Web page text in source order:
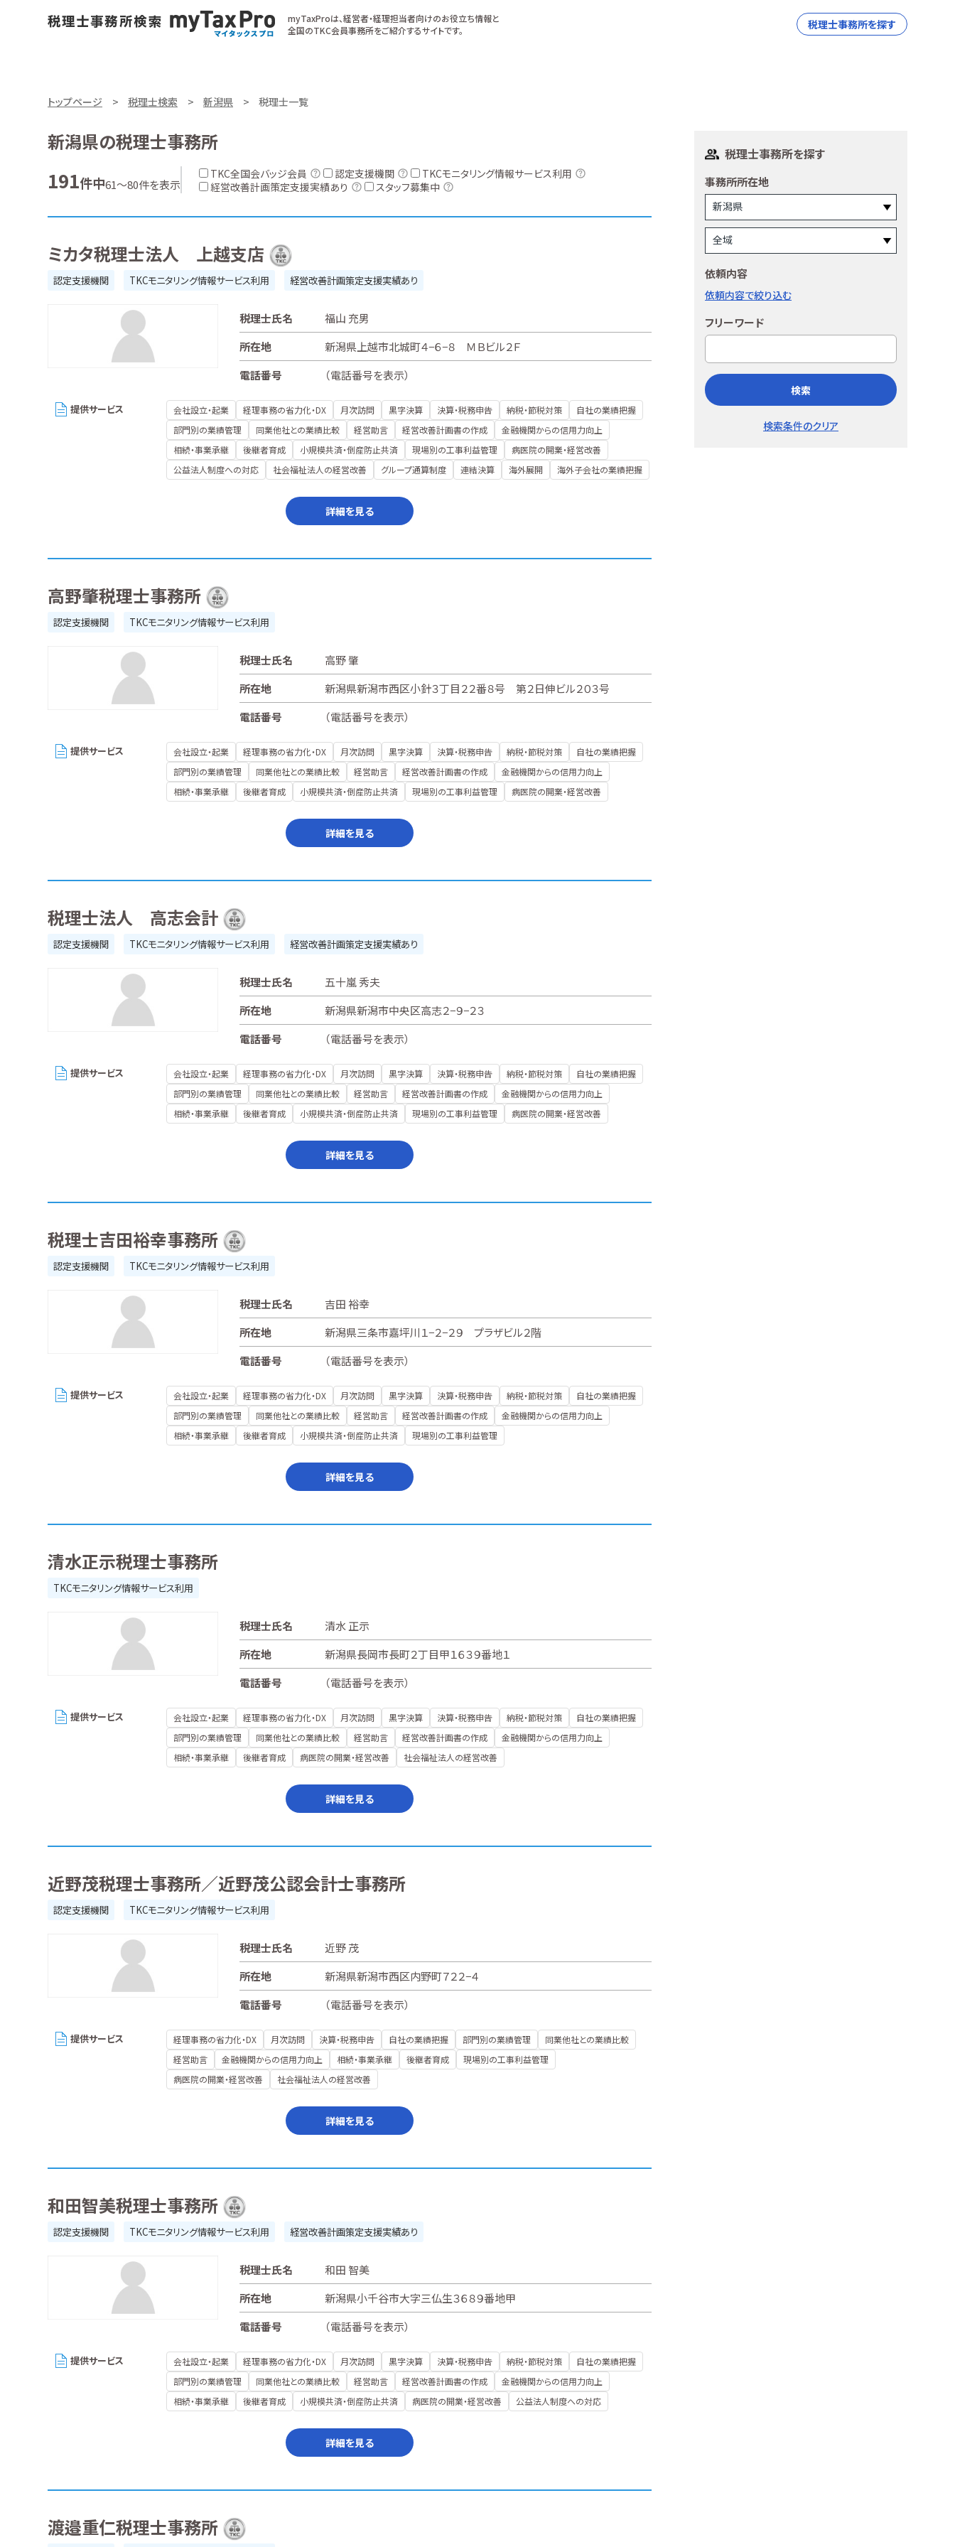
myTaxProは、経営者・経理担当者向けのお役立ち情報と
全国のTKC会員事務所をご紹介するサイトです。
税理士事務所を探す
トップページ 税理士検索 新潟県 税理士一覧
新潟県の税理士事務所
191件中61～80件を表示
TKC全国会バッジ会員 認定支援機関
TKCモニタリング情報サービス利用
経営改善計画策定支援実績あり
スタッフ募集中
ミカタ税理士法人 上越支店
認定支援機関 TKCモニタリング情報サービス利用 経営改善計画策定支援実績あり
税理士氏名
福山 充男
所在地
新潟県上越市北城町４−６−８ ＭＢビル２Ｆ
電話番号
（電話番号を表示）
提供サービス 会社設立・起業 経理事務の省力化・DX 月次訪問 黒字決算 決算・税務申告 納税・節税対策
自社の業績把握
部門別の業績管理
同業他社との業績比較 経営助言 経営改善計画書の作成
金融機関からの信用力向上
相続・事業承継
後継者育成 小規模共済・倒産防止共済 現場別の工事利益管理
病医院の開業・経営改善
公益法人制度への対応
社会福祉法人の経営改善 グループ通算制度 連結決算 海外展開 海外子会社の業績把握
詳細を見る
高野肇税理士事務所
認定支援機関 TKCモニタリング情報サービス利用
税理士氏名
高野 肇
所在地
新潟県新潟市西区小針３丁目２２番８号 第２日伸ビル２０３号
電話番号
（電話番号を表示）
提供サービス 会社設立・起業 経理事務の省力化・DX 月次訪問 黒字決算 決算・税務申告 納税・節税対策
自社の業績把握
部門別の業績管理
同業他社との業績比較 経営助言 経営改善計画書の作成
金融機関からの信用力向上
相続・事業承継
後継者育成 小規模共済・倒産防止共済 現場別の工事利益管理 病医院の開業・経営改善
詳細を見る
税理士法人 高志会計
認定支援機関 TKCモニタリング情報サービス利用 経営改善計画策定支援実績あり
税理士氏名
五十嵐 秀夫
所在地
新潟県新潟市中央区高志２−９−２３
電話番号
（電話番号を表示）
提供サービス 会社設立・起業 経理事務の省力化・DX 月次訪問 黒字決算 決算・税務申告 納税・節税対策
自社の業績把握
部門別の業績管理
同業他社との業績比較 経営助言 経営改善計画書の作成
金融機関からの信用力向上
相続・事業承継
後継者育成 小規模共済・倒産防止共済 現場別の工事利益管理 病医院の開業・経営改善
詳細を見る
税理士吉田裕幸事務所
認定支援機関 TKCモニタリング情報サービス利用
税理士氏名
吉田 裕幸
所在地
新潟県三条市嘉坪川１−２−２９ プラザビル２階
電話番号
（電話番号を表示）
提供サービス 会社設立・起業 経理事務の省力化・DX 月次訪問 黒字決算 決算・税務申告 納税・節税対策
自社の業績把握
部門別の業績管理
同業他社との業績比較 経営助言 経営改善計画書の作成
金融機関からの信用力向上
相続・事業承継
後継者育成 小規模共済・倒産防止共済 現場別の工事利益管理
詳細を見る
清水正示税理士事務所
TKCモニタリング情報サービス利用
税理士氏名
清水 正示
所在地
新潟県長岡市長町２丁目甲１６３９番地１
電話番号
（電話番号を表示）
提供サービス 会社設立・起業 経理事務の省力化・DX 月次訪問 黒字決算 決算・税務申告 納税・節税対策
自社の業績把握
部門別の業績管理
同業他社との業績比較 経営助言 経営改善計画書の作成
金融機関からの信用力向上
相続・事業承継
後継者育成 病医院の開業・経営改善 社会福祉法人の経営改善
詳細を見る
近野茂税理士事務所／近野茂公認会計士事務所
認定支援機関 TKCモニタリング情報サービス利用
税理士氏名
近野 茂
所在地
新潟県新潟市西区内野町７２２−４
電話番号
（電話番号を表示）
提供サービス 経理事務の省力化・DX 月次訪問 決算・税務申告 自社の業績把握 部門別の業績管理
同業他社との業績比較
経営助言
金融機関からの信用力向上 相続・事業承継 後継者育成
現場別の工事利益管理
病医院の開業・経営改善
社会福祉法人の経営改善
詳細を見る
和田智美税理士事務所
認定支援機関 TKCモニタリング情報サービス利用 経営改善計画策定支援実績あり
税理士氏名
和田 智美
所在地
新潟県小千谷市大字三仏生３６８９番地甲
電話番号
（電話番号を表示）
提供サービス 会社設立・起業 経理事務の省力化・DX 月次訪問 黒字決算 決算・税務申告 納税・節税対策
自社の業績把握
部門別の業績管理
同業他社との業績比較 経営助言 経営改善計画書の作成
金融機関からの信用力向上
相続・事業承継
後継者育成 小規模共済・倒産防止共済 病医院の開業・経営改善 公益法人制度への対応
詳細を見る
渡邉重仁税理士事務所
税理士事務所を探す
事務所所在地
依頼内容
依頼内容で絞り込む
フリーワード
検索
検索条件のクリア